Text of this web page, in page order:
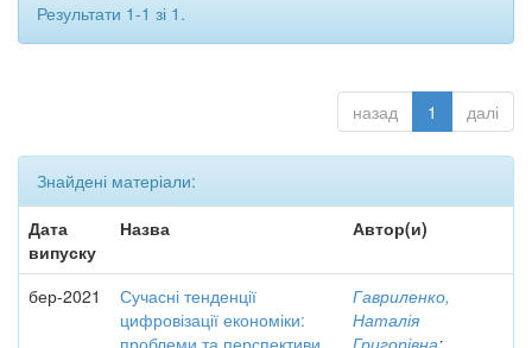
Результати 1-1 зі 1.
назад 1 далі
Знайдені матеріали:
Дата
випуску
Назва Автор(и)
бер-2021
Сучасні тенденції
цифровізації економіки:
проблеми та перспективи
Гавриленко,
Наталія
Григорівна;